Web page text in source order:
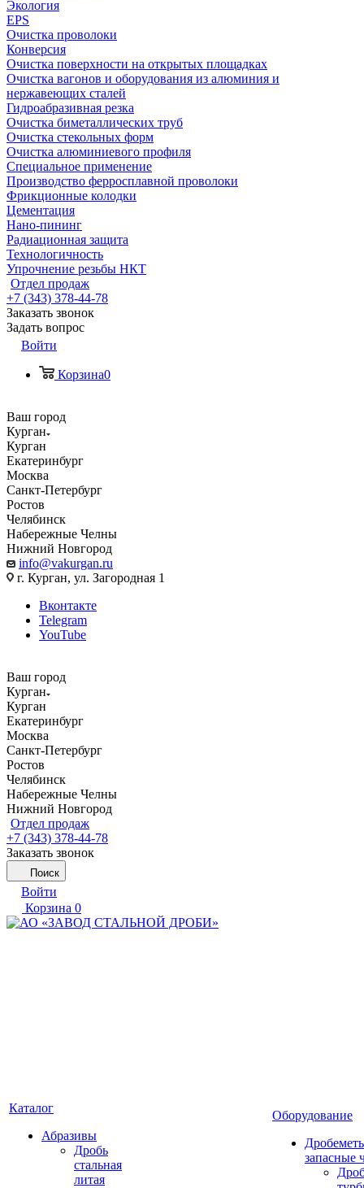
Экология
EPS
Очистка проволоки
Конверсия
Очистка поверхности на открытых площадках
Очистка вагонов и оборудования из алюминия и
нержавеющих сталей
Гидроабразивная резка
Очистка биметаллических труб
Очистка стекольных форм
Очистка алюминиевого профиля
Специальное применение
Производство ферросплавной проволоки
Фрикционные колодки
Цементация
Нано-пининг
Радиационная защита
Технологичность
Упрочнение резьбы НКТ
Отдел продаж
+7 (343) 378-44-78
Заказать звонок
Задать вопрос
Войти
Корзина0
Ваш город
Курган
Курган
Екатеринбург
Москва
Санкт-Петербург
Ростов
Челябинск
Набережные Челны
Нижний Новгород
info@vakurgan.ru
г. Курган, ул. Загородная 1
Вконтакте
Telegram
YouTube
Ваш город
Курган
Курган
Екатеринбург
Москва
Санкт-Петербург
Ростов
Челябинск
Набережные Челны
Нижний Новгород
Отдел продаж
+7 (343) 378-44-78
Заказать звонок
Поиск
Войти
Корзина 0
Каталог
Абразивы
Дробь
стальная
литая
Оборудование
запасные